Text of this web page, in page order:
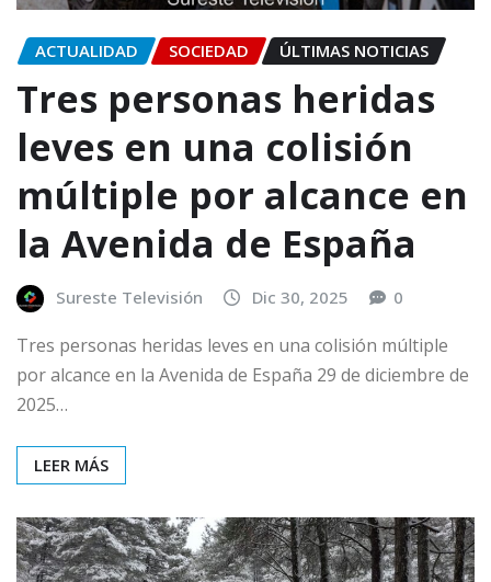
ACTUALIDAD SOCIEDAD ÚLTIMAS NOTICIAS
Tres personas heridas
leves en una colisión
múltiple por alcance en
la Avenida de España
Sureste Televisión Dic 30, 2025 0
Tres personas heridas leves en una colisión múltiple
por alcance en la Avenida de España 29 de diciembre de
2025…
LEER MÁS